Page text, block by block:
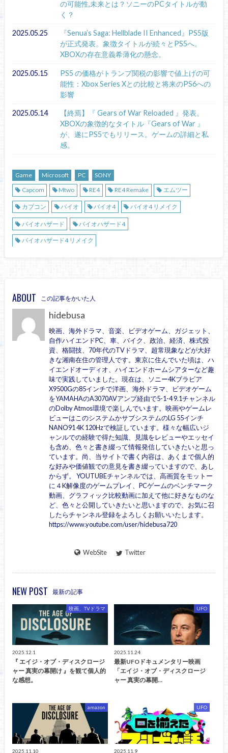
の可能性,未来とは？ソニーのPCタイトルが動
く？
2025.05.25
『Senua’s Saga: Hellblade II Enhanced』PS5版
が正式発表。象徴タイトルが続々とPS5へ。
XBOXの存在意義希薄化の懸念。
2025.05.15
PS5 の価格がトランプ関税の影響で値上げの可
能性：Xbox Series Xとの比較と将来のPS6への
影響
2025.05.14
【終焉】『 Gears of War Reloaded 』発表。
XBOXの象徴的なタイトル『Gears of War 』
が、遂にPS5でもリリース。ゲームの詳細と私
感。
Game Microsoft PC
SONY
Capcom
Mtwo RE4 RE4 Remake エムツー
カプコン バイオ バイオ4 バイオ4 リメイク
バイオハザード バイオハザード4
バイオハザード4 リメイク
ABOUT この記事をかいた人
hidebusa
映画、海外ドラマ、音楽、ビデオゲーム、ガジェット、
自作ハイエンドPC、車、バイク、政治、経済、株式投
資、格闘技、70年代のTVドラマ、超常現象などが大好
きな湘南在住の管理人です。東京に住んでいた頃は、ハ
イエンドオーディオ、ハイエンドホームシアターなど趣
味で実践していました。現在は、ソニー4Kブラビア
X9500Gの85インチで洋画、海外ドラマ、ビデオゲーム
をYAMAHAのA3070AVアンプ経由で5-1-4 9.1チャンネル
のDolby Atmos環境で楽しんでいます。映画やゲームレ
ビューはこのシステムかサブシステムのLG 55インチ
NANO91 4K 120Hzで検証しています。様々な幅広いジ
ャンルでの経験で得た知識、見識をレビューやエッセイ
も含め、色々と書き綴って情報発信していきたいと思っ
ています。尚、当サイトで書く内容は、あくまで個人的
な好みや価値観での意見を書き綴っていますので、あし
からず。 YOUTUBEチャンネルでは、高画質をモットー
に４K解像度のゲームプレイ、PCゲームのベンチマーク
動画、グラフィック比較動画に加えて他に好きなものな
ど、色々と公開していきたいと思いますので、お気に召
したらチャンネル登録をよろしくお願いいたします。
https://www.youtube.com/user/hidebusa720
WebSite Twitter
NEW POST 最新の記事
映画、TVドラマ
2025.12.1
『 エイジ・オブ・ディスクロージ
ャー 真実の幕開け 』を観て個人的
な感想。
UFO
2025.11.24
最新UFOドキュメンタリー映画
「エイジ・オブ・ディスクロージ
ャー 真実の幕開…
amazon
2025.11.10
UFO
2025.11.9